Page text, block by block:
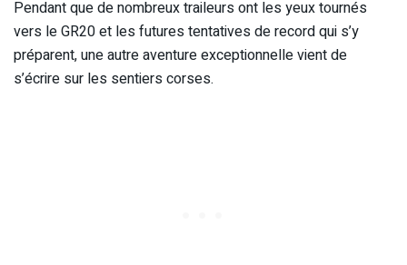
Pendant que de nombreux traileurs ont les yeux tournés
vers le GR20 et les futures tentatives de record qui s’y
préparent, une autre aventure exceptionnelle vient de
s’écrire sur les sentiers corses.